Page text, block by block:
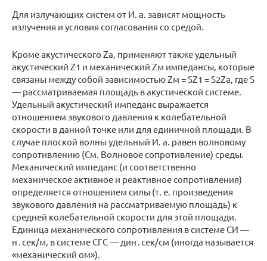
Для излучающих систем от И. а. зависят мощность
излучения и условия согласования со средой.
Кроме акустического Za, применяют также удельный
акустический Z1 и механический Zм импедансы, которые
связаны между собой зависимостью Zм = SZ1 = S2Za, где S
— рассматриваемая площадь в акустической системе.
Удельный акустический импеданс выражается
отношением звукового давления к колебательной
скорости в данной точке или для единичной площади. В
случае плоской волны удельный И. а. равен волновому
сопротивлению (См. Волновое сопротивление) среды.
Механический импеданс (и соответственно
механическое активное и реактивное сопротивления)
определяется отношением силы (т. е. произведения
звукового давления на рассматриваемую площадь) к
средней колебательной скорости для этой площади.
Единица механического сопротивления в системе СИ —
н․сек/м, в системе СГС — дин․сек/см (иногда называется
«механический ом»).